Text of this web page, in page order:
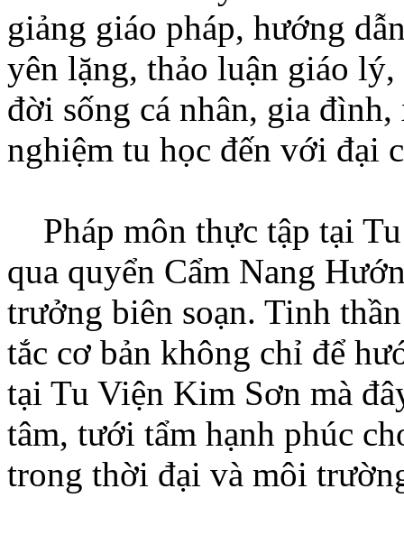
giảng giáo pháp, hướng
yên lặng, thảo luận giáo
đời sống cá nhân, gia
nghiệm tu học đến với đại
Pháp môn thực tập tại
qua quyển Cẩm Nang
trưởng biên soạn. Tinh
tắc cơ bản không chỉ để
tại Tu Viện Kim Sơn mà
tâm, tưới tẩm hạnh phúc
trong thời đại và môi